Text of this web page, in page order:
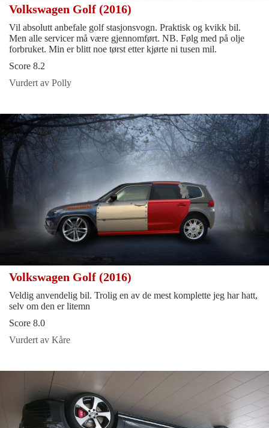
Volkswagen Golf (2016)
Vil absolutt anbefale golf stasjonsvogn. Praktisk og kvikk bil.
Men alle servicer må være gjennomført. NB. Følg med på olje
forbruket. Min er blitt noe tørst etter kjørte ni tusen mil.
Score 8.2
Vurdert av Polly
Volkswagen Golf (2016)
Veldig anvendelig bil. Trolig en av de mest komplette jeg har hatt,
selv om den er litemn
Score 8.0
Vurdert av Kåre